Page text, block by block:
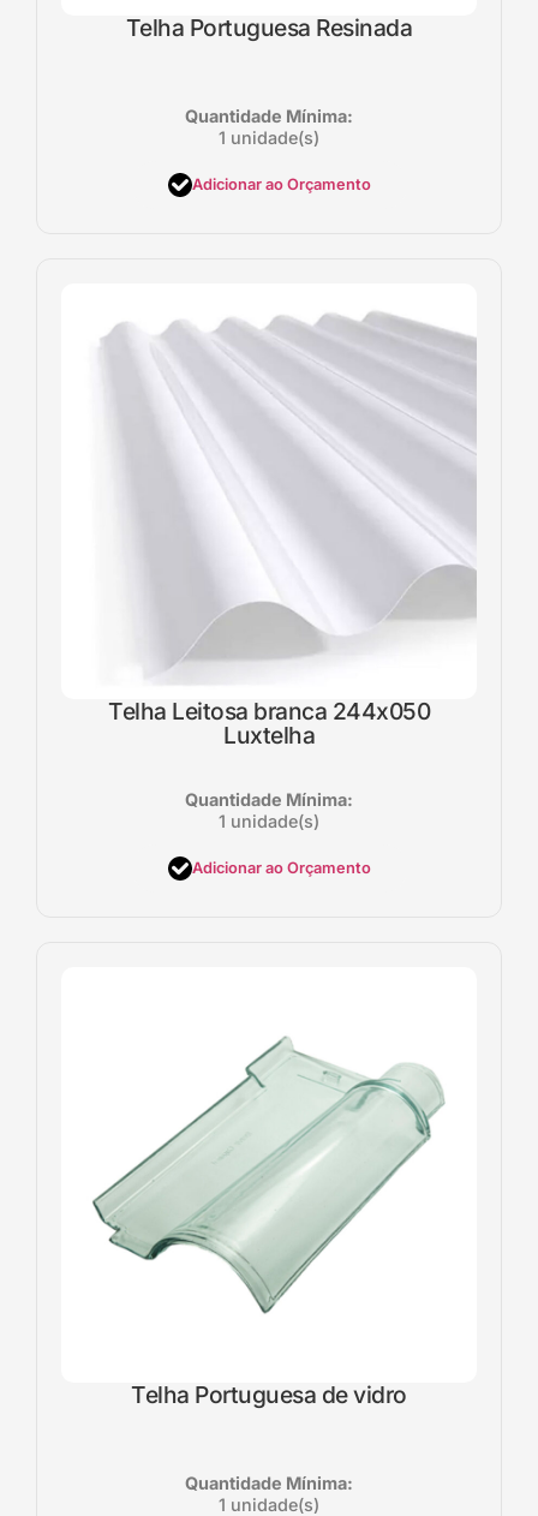
Telha Portuguesa Resinada
Quantidade Mínima:
1 unidade(s)
Adicionar ao Orçamento
Telha Leitosa branca 244x050
Luxtelha
Quantidade Mínima:
1 unidade(s)
Adicionar ao Orçamento
Telha Portuguesa de vidro
Quantidade Mínima:
1 unidade(s)